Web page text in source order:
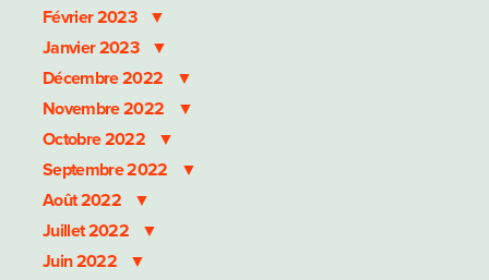
Février 2023
Janvier 2023
Décembre 2022
Novembre 2022
Octobre 2022
Septembre 2022
Août 2022
Juillet 2022
Juin 2022